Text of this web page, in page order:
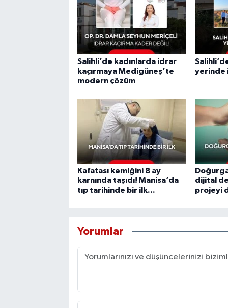
Salihli’de kadınlarda idrar
kaçırmaya Medigüneş’te
modern çözüm
yerinde
Kafatası kemiğini 8 ay
karnında taşıdı! Manisa’da
tıp tarihinde bir ilk...
dijital
projeyi
Yorumlar